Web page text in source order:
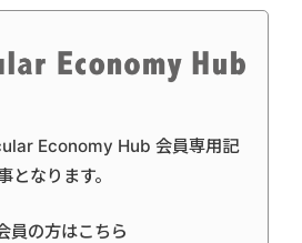
Economy Hub 会員専用記
となります。
員の方はこちら